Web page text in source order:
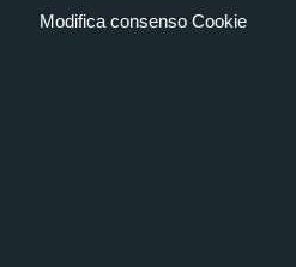
Modifica consenso Cookie